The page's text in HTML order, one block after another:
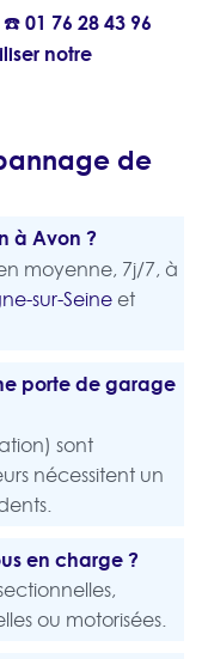
☎️01 76 28 43 96
notre
de
à Avon ?
moyenne, 7j/7, à
sur-Seine et
porte de garage
sont
nécessitent un
en charge ?
ou motorisées.